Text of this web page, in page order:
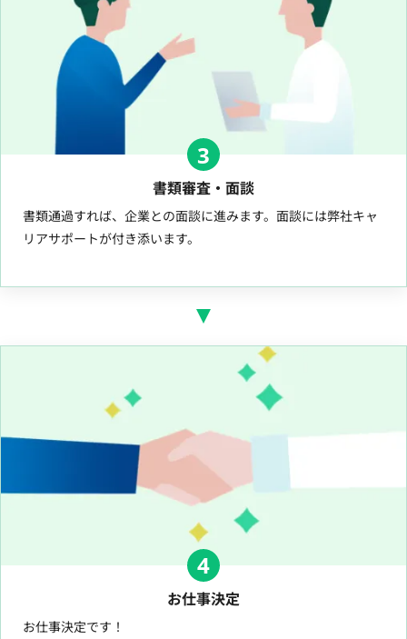
3
書類審査・面談
書類通過すれば、企業との面談に進みます。面談には弊社キャ
リアサポートが付き添います。
4
お仕事決定
お仕事決定です！